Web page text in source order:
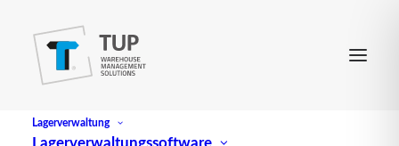
Lagerverwaltung
Lagerverwaltungssoftware